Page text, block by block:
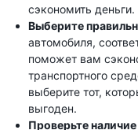
сэкономить деньги.
Выберите
автомобиля,
поможет вам
транспортного
выберите тот,
выгоден.
Проверьте